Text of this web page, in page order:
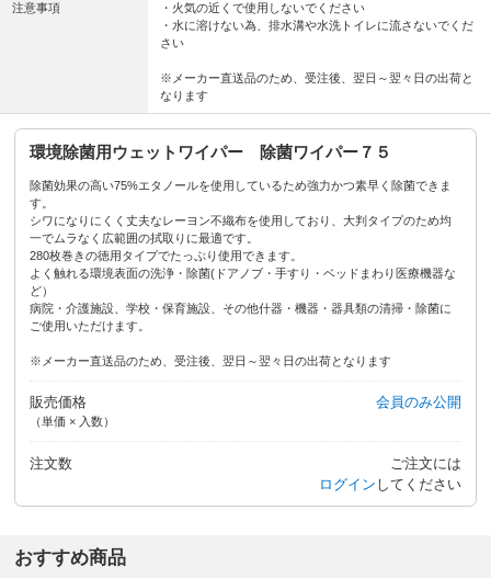
注意事項
・火気の近くで使用しないでください
・水に溶けない為、排水溝や水洗トイレに流さないでくだ
さい
※メーカー直送品のため、受注後、翌日～翌々日の出荷と
なります
環境除菌用ウェットワイパー 除菌ワイパー７５
除菌効果の高い75%エタノールを使用しているため強力かつ素早く除菌できま
す。
シワになりにくく丈夫なレーヨン不織布を使用しており、大判タイプのため均
一でムラなく広範囲の拭取りに最適です。
280枚巻きの徳用タイプでたっぷり使用できます。
よく触れる環境表面の洗浄・除菌(ドアノブ・手すり・ベッドまわり医療機器な
ど）
病院・介護施設、学校・保育施設、その他什器・機器・器具類の清掃・除菌に
ご使用いただけます。
※メーカー直送品のため、受注後、翌日～翌々日の出荷となります
販売価格
（単価 × 入数）
会員のみ公開
注文数
ご注文には
ログイン してください
おすすめ商品